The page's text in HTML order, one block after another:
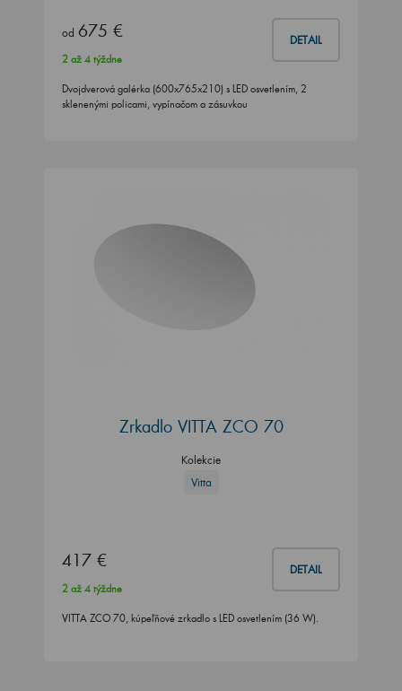
od 675 € DETAIL
2 až 4 týždne
Dvojdverová galérka (600x765x210) s LED osvetlením, 2
sklenenými policami, vypínačom a zásuvkou
Zrkadlo VITTA ZCO 70
Kolekcie
Vitta
417 € DETAIL
2 až 4 týždne
VITTA ZCO 70, kúpeľňové zrkadlo s LED osvetlením (36 W).